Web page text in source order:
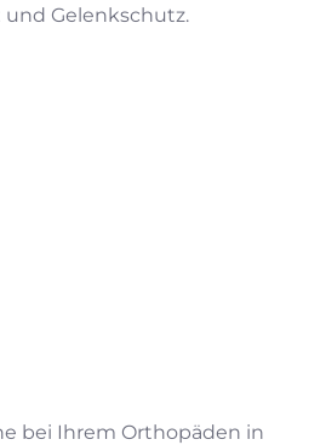
Gelenkschutz.
bei Ihrem Orthopäden in